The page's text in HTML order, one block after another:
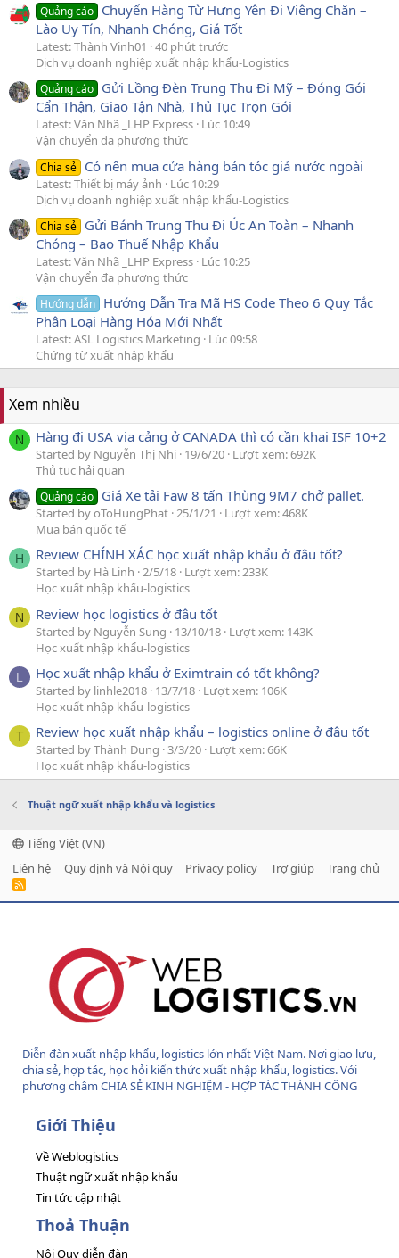
Quảng cáo Chuyển Hàng Từ Hưng Yên Đi Viêng Chăn –
Lào Uy Tín, Nhanh Chóng, Giá Tốt
Latest: Thành Vinh01
40 phút trước
Dịch vụ doanh nghiệp xuất nhập khẩu-Logistics
Quảng cáo Gửi Lồng Đèn Trung Thu Đi Mỹ – Đóng Gói
Cẩn Thận, Giao Tận Nhà, Thủ Tục Trọn Gói
Latest: Văn Nhã _LHP Express Lúc 10:49
Vận chuyển đa phương thức
Chia sẻ Có nên mua cửa hàng bán tóc giả nước ngoài
Latest: Thiết bị máy ảnh
Lúc 10:29
Dịch vụ doanh nghiệp xuất nhập khẩu-Logistics
Chia sẻ Gửi Bánh Trung Thu Đi Úc An Toàn – Nhanh
Chóng – Bao Thuế Nhập Khẩu
Latest: Văn Nhã _LHP Express Lúc 10:25
Vận chuyển đa phương thức
Hướng dẫn Hướng Dẫn Tra Mã HS Code Theo 6 Quy Tắc
Phân Loại Hàng Hóa Mới Nhất
Latest: ASL Logistics Marketing
Lúc 09:58
Chứng từ xuất nhập khẩu
Xem nhiều
N Hàng đi USA via cảng ở CANADA thì có cần khai ISF 10+2
Started by Nguyễn Thị Nhi 19/6/20 Lượt xem: 692K
Thủ tục hải quan
Quảng cáo Giá Xe tải Faw 8 tấn Thùng 9M7 chở pallet.
Started by oToHungPhat 25/1/21
Lượt xem: 468K
Mua bán quốc tế
H Review CHÍNH XÁC học xuất nhập khẩu ở đâu tốt?
Started by Hà Linh 2/5/18 Lượt xem: 233K
Học xuất nhập khẩu-logistics
N Review học logistics ở đâu tốt
Started by Nguyễn Sung 13/10/18 Lượt xem: 143K
Học xuất nhập khẩu-logistics
L Học xuất nhập khẩu ở Eximtrain có tốt không?
Started by linhle2018 13/7/18 Lượt xem: 106K
Học xuất nhập khẩu-logistics
T Review học xuất nhập khẩu – logistics online ở đâu tốt
Started by Thành Dung 3/3/20 Lượt xem: 66K
Học xuất nhập khẩu-logistics
Thuật ngữ xuất nhập khẩu và logistics
Tiếng Việt (VN)
Liên hệ
Quy định và Nội quy Privacy policy Trợ giúp Trang chủ
R
Diễn đàn xuất nhập khẩu, logistics lớn nhất Việt Nam. Nơi giao lưu,
chia sẻ, hợp tác, học hỏi kiến thức xuất nhập khẩu, logistics. Với
phương châm CHIA SẺ KINH NGHIỆM - HỢP TÁC THÀNH CÔNG
Giới Thiệu
Về Weblogistics
Thuật ngữ xuất nhập khẩu
Tin tức cập nhật
Thoả Thuận
Nội Quy diễn đàn